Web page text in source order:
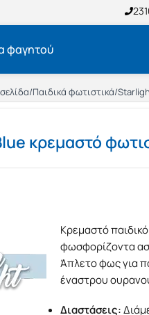
φαγητού
/Παιδικά φωτιστικά/
κρεμαστό
Κρεμαστό
φωσφορίζοντα
Άπλετο φως για
έναστρου
Διαστάσεις: